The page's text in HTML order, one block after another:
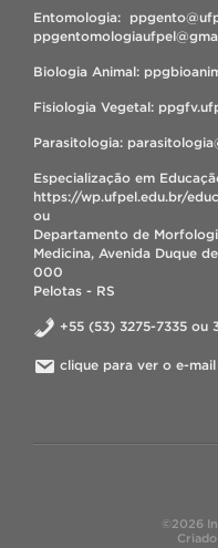
Entomologia:
Biologia Animal:
Fisiologia Vegetal:
Parasitologia:
Especialização em
https://wp.ufpel.edu.br/
ou
Departamento de
Medicina, Avenida Duque
000
Pelotas - RS
+55 (53) 3275-7335 ou
clique para ver o e-mail
©2026